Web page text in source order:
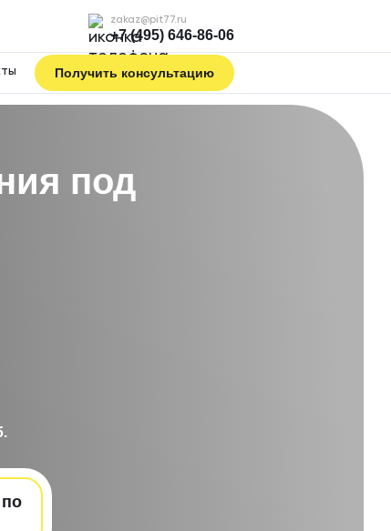
zakaz@pit77.ru
+7 (495) 646-86-06
Получить консультацию
под